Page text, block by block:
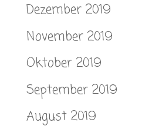
Dezember 2019
November 2019
Oktober 2019
September 2019
August 2019